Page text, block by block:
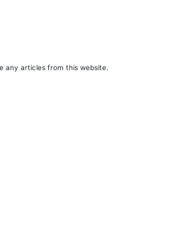
any articles from this website.